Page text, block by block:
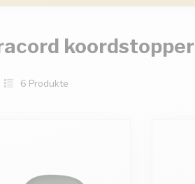
koordstopper
6 Produkte